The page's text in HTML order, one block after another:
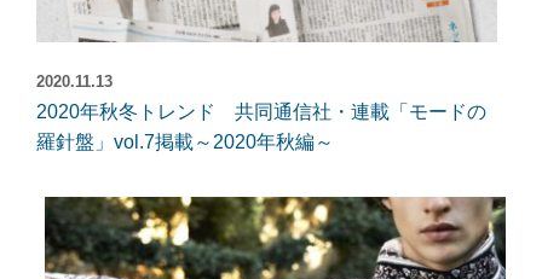
2020.11.13
2020年秋冬トレンド 共同通信社・連載「モードの
羅針盤」vol.7掲載～2020年秋編～